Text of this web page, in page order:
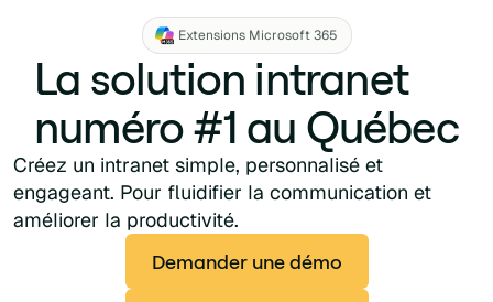
Extensions Microsoft 365
La solution intranet
numéro #1 au Québec
Créez un intranet simple, personnalisé et
engageant. Pour fluidifier la communication et
améliorer la productivité.
Demander une démo